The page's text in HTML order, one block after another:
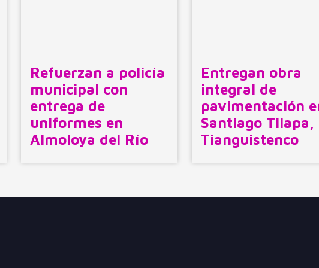
Refuerzan a policía
municipal con
entrega de
uniformes en
Almoloya del Río
Entregan obra
integral de
pavimentación
Santiago Tilapa,
Tianguistenco